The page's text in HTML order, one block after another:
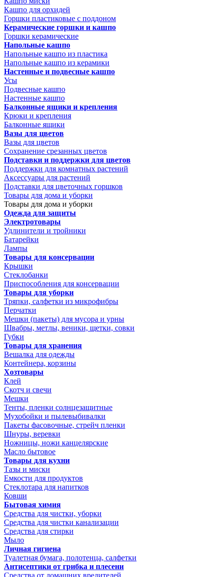
Кашпо для орхидей
Горшки пластиковые с поддоном
Керамические горшки и кашпо
Горшки керамические
Напольные кашпо
Напольные кашпо из пластика
Напольные кашпо из керамики
Настенные и подвесные кашпо
Усы
Подвесные кашпо
Настенные кашпо
Балконные ящики и крепления
Крюки и крепления
Балконные ящики
Вазы для цветов
Вазы для цветов
Сохранение срезанных цветов
Подставки и поддержки для цветов
Поддержки для комнатных растений
Аксессуары для растений
Подставки для цветочных горшков
Товары для дома и уборки
Товары для дома и уборки
Одежда для защиты
Электротовары
Удлинители и тройники
Батарейки
Лампы
Товары для консервации
Крышки
Стеклобанки
Приспособления для консервации
Товары для уборки
Тряпки, салфетки из микрофибры
Перчатки
Мешки (пакеты) для мусора и урны
Швабры, метлы, веники, щетки, совки
Губки
Товары для хранения
Вешалка для одежды
Контейнера, корзины
Хозтовары
Клей
Скотч и свечи
Мешки
Тенты, пленки солнцезащитные
Мухобойки и пылевыбивалки
Пакеты фасовочные, стрейч пленки
Шнуры, веревки
Ножницы, ножи канцелярские
Масло бытовое
Товары для кухни
Тазы и миски
Емкости для продуктов
Стеклотара для напитков
Ковши
Бытовая химия
Средства для чистки, уборки
Средства для чистки канализации
Средства для стирки
Мыло
Личная гигиена
Туалетная бумага, полотенца, салфетки
Антисептики от грибка и плесени
Средства от домашних вредителей